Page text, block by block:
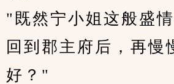
"既然宁小姐这般盛
回到郡主府后，再慢
好？"